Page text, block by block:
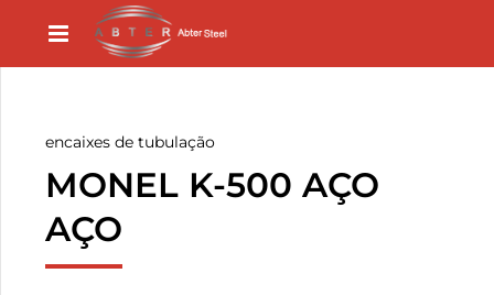
encaixes de tubulação
MONEL K-500 AÇO
AÇO